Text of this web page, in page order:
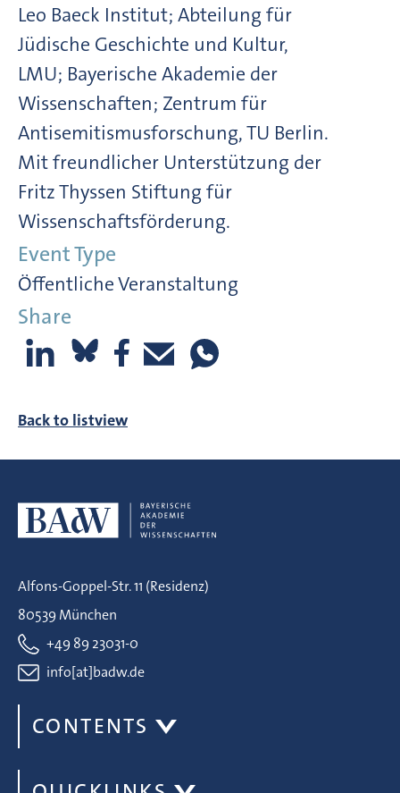
Leo Baeck Institut; Abteilung für
Jüdische Geschichte und Kultur,
LMU; Bayerische Akademie der
Wissenschaften; Zentrum für
Antisemitismusforschung, TU Berlin.
Mit freundlicher Unterstützung der
Fritz Thyssen Stiftung für
Wissenschaftsförderung.
Event Type
Öffentliche Veranstaltung
Share
Back to listview
Alfons-Goppel-Str. 11 (Residenz)
80539 München
+49 89 23031-0
info[at]badw.de
CONTENTS